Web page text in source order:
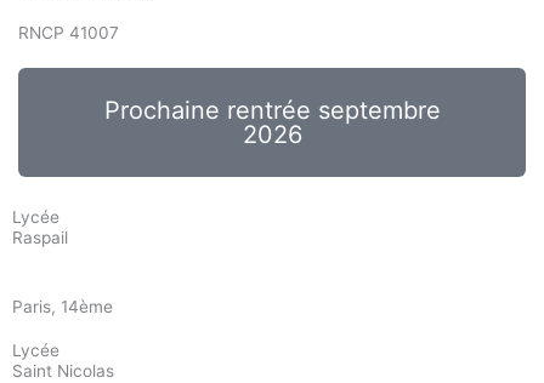
RNCP 41007
Prochaine rentrée septembre
2026
Lycée
Raspail
Paris, 14ème
Lycée
Saint Nicolas